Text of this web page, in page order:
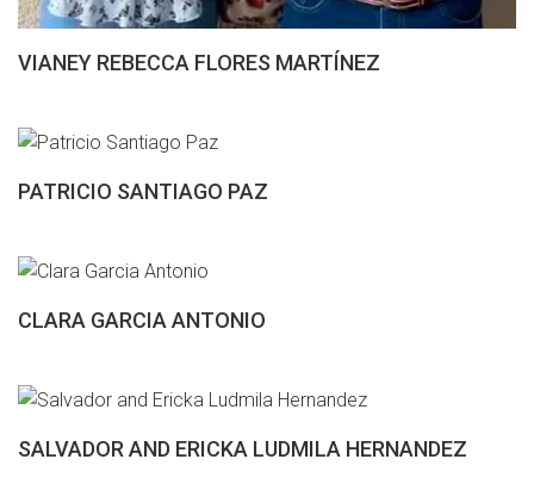
VIANEY REBECCA FLORES MARTÍNEZ
PATRICIO SANTIAGO PAZ
CLARA GARCIA ANTONIO
SALVADOR AND ERICKA LUDMILA HERNANDEZ